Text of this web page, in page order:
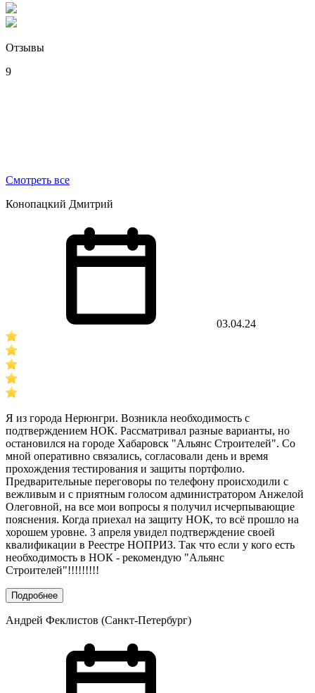
Отзывы
9
Смотреть все
Конопацкий Дмитрий
03.04.24
Я из города Нерюнгри. Возникла необходимость с
подтверждением НОК. Рассматривал разные варианты, но
остановился на городе Хабаровск "Альянс Строителей". Со
мной оперативно связались, согласовали день и время
прохождения тестирования и защиты портфолио.
Предварительные переговоры по телефону происходили с
вежливым и с приятным голосом администратором Анжелой
Олеговной, на все мои вопросы я получил исчерпывающие
пояснения. Когда приехал на защиту НОК, то всё прошло на
хорошем уровне. 3 апреля увидел подтверждение своей
квалификации в Реестре НОПРИЗ. Так что если у кого есть
необходимость в НОК - рекомендую "Альянс
Строителей"!!!!!!!!!
Подробнее
Андрей Феклистов (Санкт-Петербург)